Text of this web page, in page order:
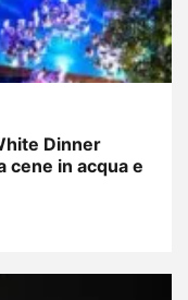
Dinner
cene in acqua e